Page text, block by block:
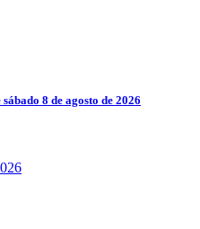
8 de agosto de 2026